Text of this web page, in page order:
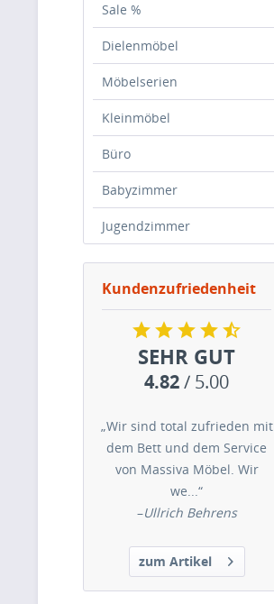
Sale %
Dielenmöbel
Möbelserien
Kleinmöbel
Büro
Babyzimmer
Jugendzimmer
Kundenzufriedenheit
SEHR GUT
4.82/ 5.00
„Wir sind total zufrieden mit
dem Bett und dem Service
von Massiva Möbel. Wir
we...“
–Ullrich Behrens
zum Artikel